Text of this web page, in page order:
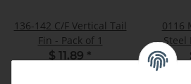
136-142 C/F Vertical Tail
Fin - Pack of 1
$ 11.89 *
0116
Steel